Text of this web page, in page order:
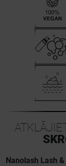
Nanolash Lash